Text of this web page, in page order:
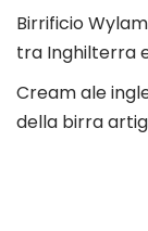
Birrificio
tra Inghilterra
Cream ale
della birra